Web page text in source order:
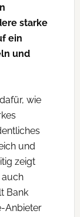
starke
ein
und
wie
und
zeigt
auch
Bank
Anbieter